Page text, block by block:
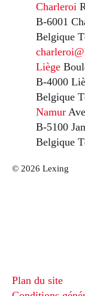
Charleroi
B-6001
Belgique
Liège
B-4000
Belgique
Namur
B-5100
Belgique
© 2026 Lexing
Plan du site